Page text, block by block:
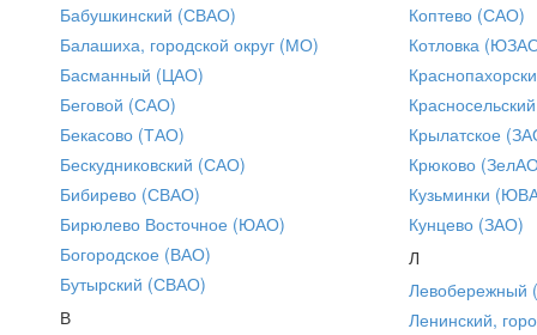
Бабушкинский (СВАО)
Балашиха, городской округ (МО)
Басманный (ЦАО)
Беговой (САО)
Бекасово (ТАО)
Бескудниковский (САО)
Бибирево (СВАО)
Бирюлево Восточное (ЮАО)
Богородское (ВАО)
Бутырский (СВАО)
В
Коптево (САО)
Котловка
Крылатское
Крюково
Кузьминки
Кунцево (ЗАО)
Л
Ленинский,